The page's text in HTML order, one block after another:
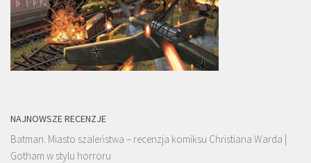
NAJNOWSZE RECENZJE
Batman. Miasto szaleństwa – recenzja komiksu Christiana Warda |
Gotham w stylu horroru